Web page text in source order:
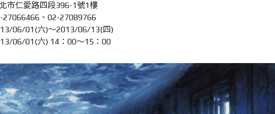
市仁愛路四段396-1號1樓
、02-27089766
06/01(六)～2013/06/13(四)
06/01(六) 14：00～15：00